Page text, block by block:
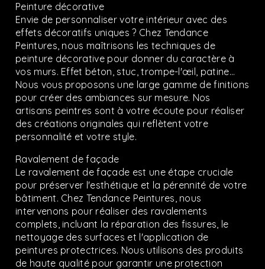
Peinture décorative
Envie de personnaliser votre intérieur avec des
effets décoratifs uniques ? Chez Tendance
Peintures, nous maîtrisons les techniques de
peinture décorative pour donner du caractère à
vos murs. Effet béton, stuc, trompe-l'œil, patine…
Nous vous proposons une large gamme de finitions
pour créer des ambiances sur mesure. Nos
artisans peintres sont à votre écoute pour réaliser
des créations originales qui reflètent votre
personnalité et votre style.
Ravalement de façade
Le ravalement de façade est une étape cruciale
pour préserver l'esthétique et la pérennité de votre
bâtiment. Chez Tendance Peintures, nous
intervenons pour réaliser des ravalements
complets, incluant la réparation des fissures, le
nettoyage des surfaces et l'application de
peintures protectrices. Nous utilisons des produits
de haute qualité pour garantir une protection